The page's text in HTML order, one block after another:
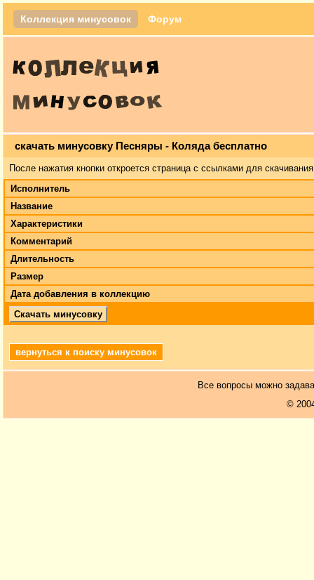
Коллекция минусовок Форум
скачать минусовку Песняры - Коляда бесплатно
После нажатия кнопки откроется страница с ссылками для
Исполнитель
Название
Характеристики
Комментарий
Длительность
Размер
Дата добавления в коллекцию
Скачать минусовку
вернуться к поиску минусовок
Все вопросы можно
©